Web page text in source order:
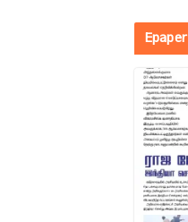
Epaper